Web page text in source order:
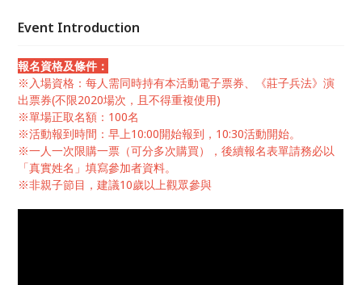
Event Introduction
報名資格及條件：
※入場資格：每人需同時持有本活動電子票券、《莊子兵法》演
出票券(不限2020場次，且不得重複使用)
※單場正取名額：100名
※活動報到時間：早上10:00開始報到，10:30活動開始。
※一人一次限購一票（可分多次購買），後續報名表單請務必以
「真實姓名」填寫參加者資料。
※非親子節目，建議10歲以上觀眾參與